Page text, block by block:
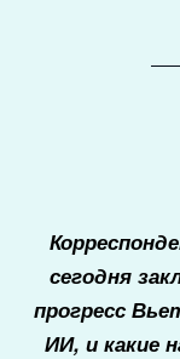
сегодня
прогресс
ИИ, и какие